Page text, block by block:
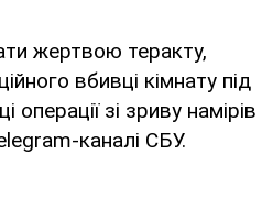
жертвою теракту,
вбивці кімнату під
операції зі зриву намірів
каналі СБУ.